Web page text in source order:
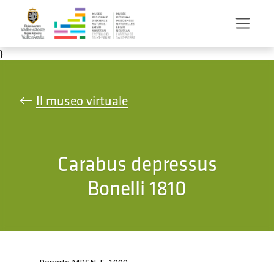
Salta al contenuto principale
}
Il museo virtuale
Carabus depressus
Bonelli 1810